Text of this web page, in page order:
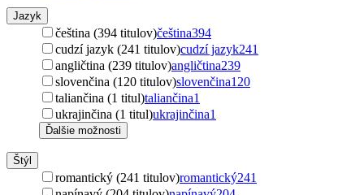
Jazyk
čeština (394 titulov)čeština394
cudzí jazyk (241 titulov)cudzí jazyk241
angličtina (239 titulov)angličtina239
slovenčina (120 titulov)slovenčina120
taliančina (1 titul)taliančina1
ukrajinčina (1 titul)ukrajinčina1
Ďalšie možnosti
Štýl
romantický (241 titulov)romantický241